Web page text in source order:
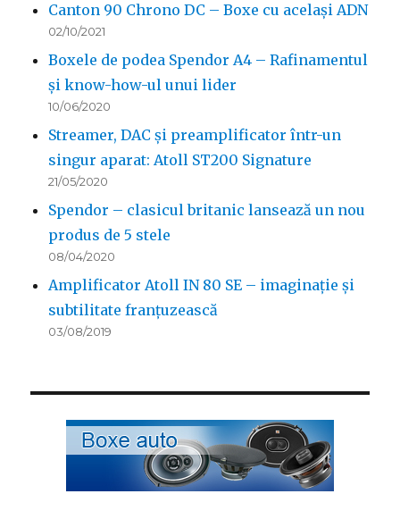
Canton 90 Chrono DC – Boxe cu același ADN
02/10/2021
Boxele de podea Spendor A4 – Rafinamentul
și know-how-ul unui lider
10/06/2020
Streamer, DAC și preamplificator într-un
singur aparat: Atoll ST200 Signature
21/05/2020
Spendor – clasicul britanic lansează un nou
produs de 5 stele
08/04/2020
Amplificator Atoll IN 80 SE – imaginație și
subtilitate franțuzească
03/08/2019